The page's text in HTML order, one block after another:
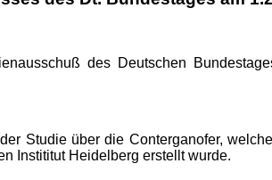
des Deutschen
Studie über die Conterganofer,
Instititut Heidelberg erstellt wurde.